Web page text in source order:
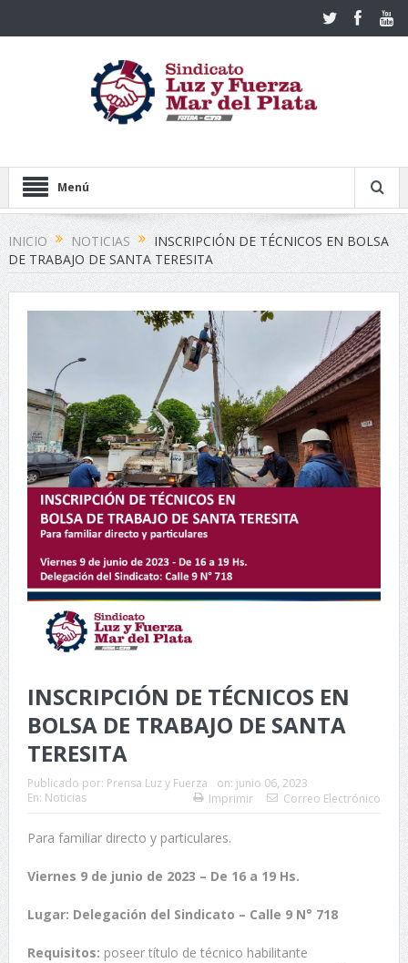
Menú
INICIO NOTICIAS
INSCRIPCIÓN DE TÉCNICOS EN BOLSA
DE TRABAJO DE SANTA TERESITA
INSCRIPCIÓN DE TÉCNICOS EN
BOLSA DE TRABAJO DE SANTA
TERESITA
Publicado por: Prensa Luz y Fuerza on: junio 06, 2023
En: Noticias Imprimir Correo Electrónico
Para familiar directo y particulares.
Viernes 9 de junio de 2023 – De 16 a 19 Hs.
Lugar: Delegación del Sindicato – Calle 9 N° 718
Requisitos: poseer título de técnico habilitante